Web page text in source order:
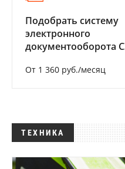
Подобрать систему
электронного
документооборота
От 1 360 руб./месяц
ТЕХНИКА